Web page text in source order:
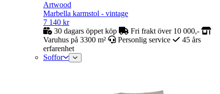
Artwood
Marbella karmstol - vintage
7 140 kr
30 dagars öppet köp
Fri frakt över 10 000,-
Varuhus på 3300 m²
Personlig service
45 års
erfarenhet
Soffor